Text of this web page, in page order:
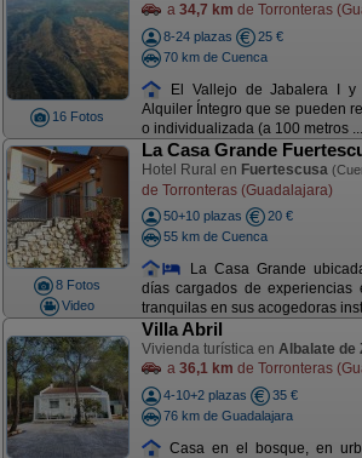
16 Fotos
a 34,7 km de Torronteras
8-24 plazas
25 €
70 km de Cuenca
El Vallejo de Jabalera I
Alquiler Íntegro que se pueden
o individualizada (a 100 metros ...
8 Fotos
Video
La Casa Grande
Hotel Rural en Fuertescusa
de Torronteras (Guadalajara)
50+10 plazas
20 €
55 km de Cuenca
La Casa Grande
días cargados de
tranquilas en sus acogedoras
Villa Abril
Vivienda turística en Albalate de
a 36,1 km de Torronteras
4-10+2 plazas
35 €
76 km de Guadalajara
Casa en el bosque, en